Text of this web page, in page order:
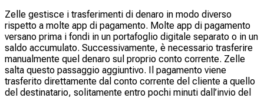
Zelle gestisce i trasferimenti di denaro in modo diverso
rispetto a molte app di pagamento. Molte app di pagamento
versano prima i fondi in un portafoglio digitale separato o in un
saldo accumulato. Successivamente, è necessario trasferire
manualmente quel denaro sul proprio conto corrente. Zelle
salta questo passaggio aggiuntivo. Il pagamento viene
trasferito direttamente dal conto corrente del cliente a quello
del destinatario, solitamente entro pochi minuti dall’invio del